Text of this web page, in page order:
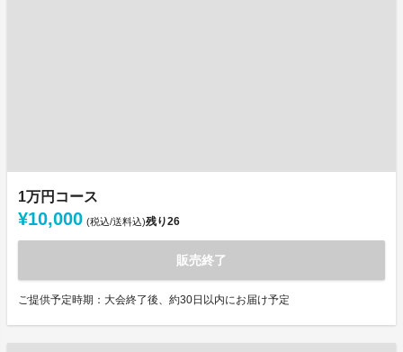
1万円コース
¥10,000 (税込/送料込)残り26
販売終了
ご提供予定時期：大会終了後、約30日以内にお届け予定